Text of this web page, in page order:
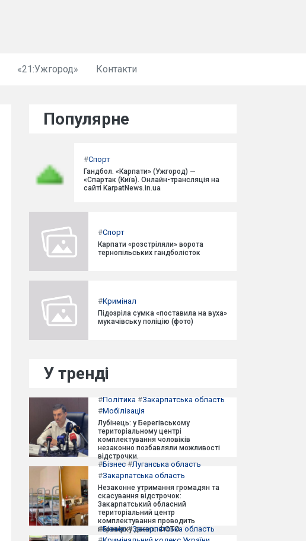
«21:Ужгород» Контакти
Популярне
#Спорт
Гандбол. «Карпати» (Ужгород) —
«Спартак (Київ). Онлайн-трансляція на
сайті KarpatNews.in.ua
#Спорт
Карпати «розстріляли» ворота
тернопільських гандболісток
#Кримінал
Підозріла сумка «поставила на вуха»
мукачівську поліцію (фото)
У тренді
#Політика #Закарпатська область
#Мобілізація
Лубінець: у Берегівському
територіальному центрі
комплектування чоловіків
незаконно позбавляли можливості
відстрочки.
#Бізнес #Луганська область
#Закарпатська область
Незаконне утримання громадян та
скасування відстрочок:
Закарпатський обласний
територіальний центр
комплектування проводить
перевірку даних. ФОТО
#Бізнес#Закарпатська область